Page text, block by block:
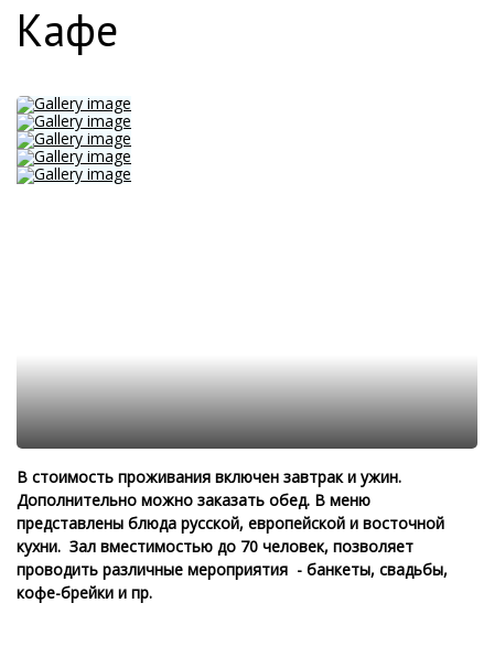
Кафе
В стоимость проживания включен завтрак и ужин.
Дополнительно можно заказать обед. В меню
представлены блюда русской, европейской и восточной
кухни. Зал вместимостью до 70 человек, позволяет
проводить различные мероприятия - банкеты, свадьбы,
кофе-брейки и пр.